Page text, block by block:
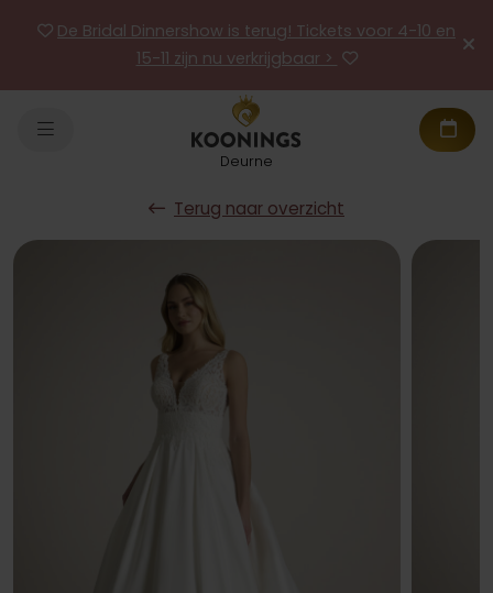
De Bridal Dinnershow is terug! Tickets voor 4-10 en
15-11 zijn nu verkrijgbaar >
Deurne
Terug naar overzicht